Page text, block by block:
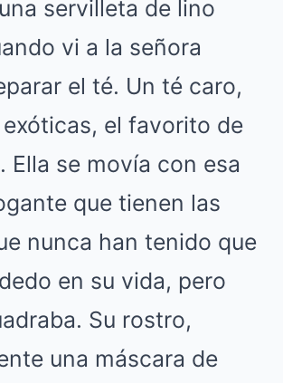
servilleta de lino
vi a la señora
el té. Un té caro,
el favorito de
Ella se movía con esa
que tienen las
nunca han tenido que
en su vida, pero
Su rostro,
una máscara de